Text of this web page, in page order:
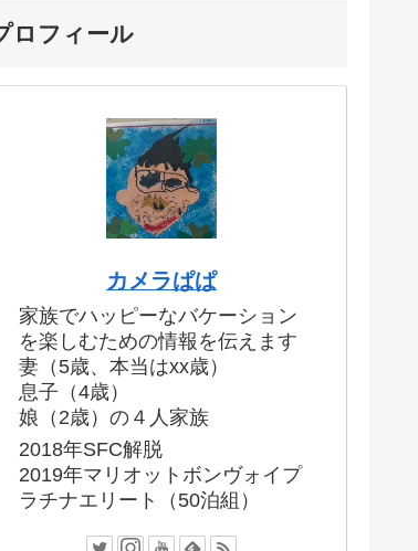
ロフィール
カメラぱぱ
家族でハッピーなバケーション
を楽しむための情報を伝えます
妻（5歳、本当はxx歳）
息子（4歳）
娘（2歳）の４人家族
2018年SFC解脱
2019年マリオットボンヴォイプ
ラチナエリート（50泊組）